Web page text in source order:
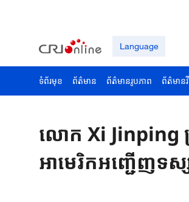
Language
ទំព័រមុខ ព័ត៌មាន ព័ត៌មានរូបភាព ព័ត៌មាន
លោក Xi ​Jinping
អាមេរិក​​អញ្ជើញ​​​ទ